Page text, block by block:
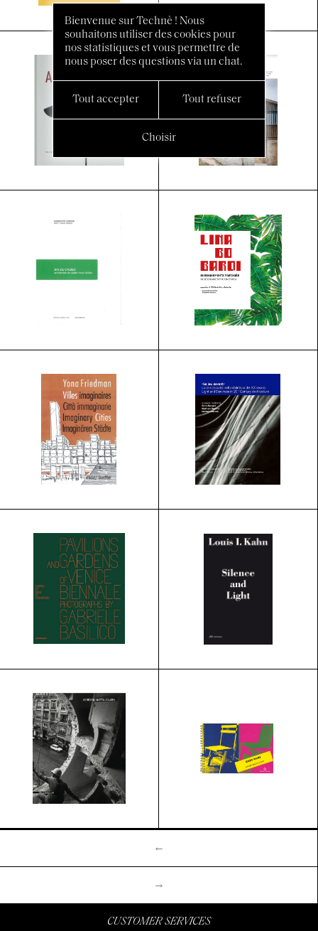
←
→
CUSTOMER SERVICES
Bienvenue sur Technè ! Nous
souhaitons utiliser des cookies pour
nos statistiques et vous permettre de
nous poser des questions via un chat.
Tout accepter Tout refuser
Choisir